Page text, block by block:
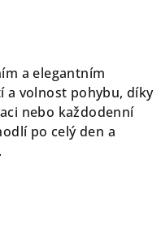
a elegantním
a volnost pohybu, díky
nebo každodenní
po celý den a